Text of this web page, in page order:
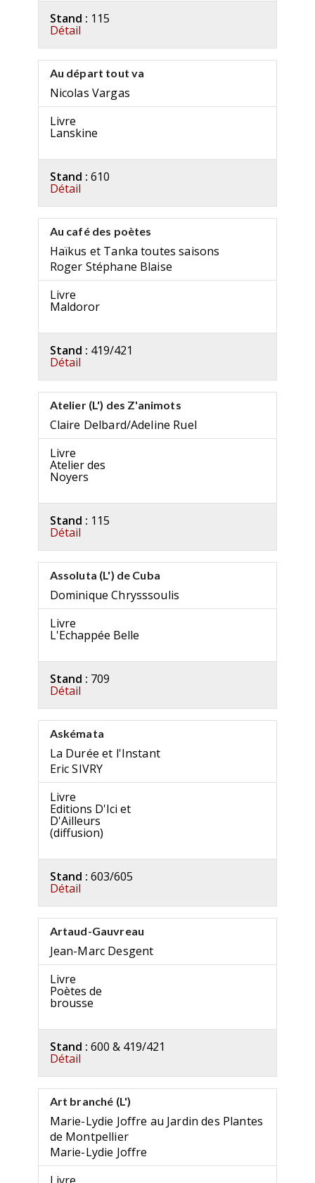
Stand : 115
Détail
Au départ tout va
Nicolas Vargas
Livre
Lanskine
Stand : 610
Détail
Au café des poètes
Haïkus et Tanka toutes saisons
Roger Stéphane Blaise
Livre
Maldoror
Stand : 419/421
Détail
Atelier (L') des Z'animots
Claire Delbard/Adeline Ruel
Livre
Atelier des
Noyers
Stand : 115
Détail
Assoluta (L') de Cuba
Dominique Chrysssoulis
Livre
L'Echappée Belle
Stand : 709
Détail
Askémata
La Durée et l'Instant
Eric SIVRY
Livre
Editions D'Ici et
D'Ailleurs
(diffusion)
Stand : 603/605
Détail
Artaud-Gauvreau
Jean-Marc Desgent
Livre
Poètes de
brousse
Stand : 600 & 419/421
Détail
Art branché (L')
Marie-Lydie Joffre au Jardin des Plantes
de Montpellier
Marie-Lydie Joffre